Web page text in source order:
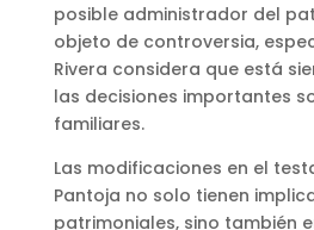
posible administrador del
objeto de controversia,
Rivera considera que está
las decisiones importantes
familiares.
Las modificaciones en el
Pantoja no solo tienen
patrimoniales, sino también